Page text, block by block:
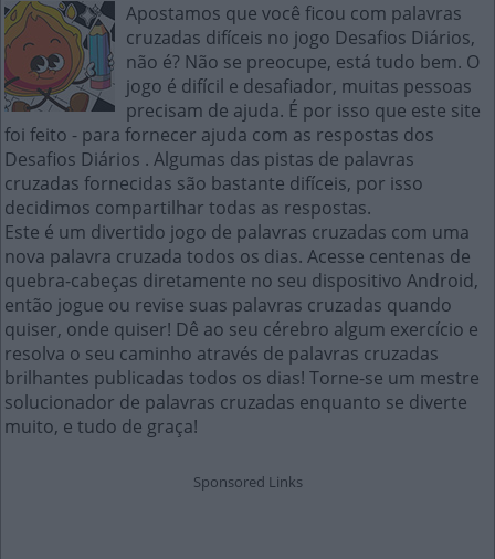
Apostamos que você ficou com palavras
cruzadas difíceis no jogo Desafios Diários,
não é? Não se preocupe, está tudo bem. O
jogo é difícil e desafiador, muitas pessoas
precisam de ajuda. É por isso que este site
foi feito - para fornecer ajuda com as respostas dos
Desafios Diários . Algumas das pistas de palavras
cruzadas fornecidas são bastante difíceis, por isso
decidimos compartilhar todas as respostas.
Este é um divertido jogo de palavras cruzadas com uma
nova palavra cruzada todos os dias. Acesse centenas de
quebra-cabeças diretamente no seu dispositivo Android,
então jogue ou revise suas palavras cruzadas quando
quiser, onde quiser! Dê ao seu cérebro algum exercício e
resolva o seu caminho através de palavras cruzadas
brilhantes publicadas todos os dias! Torne-se um mestre
solucionador de palavras cruzadas enquanto se diverte
muito, e tudo de graça!